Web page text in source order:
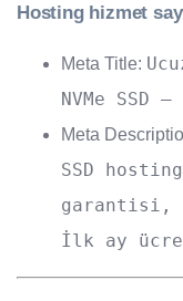
Hosting hizmet
Meta Title:
NVMe SSD
Meta
SSD
garantisi,
İlk ay